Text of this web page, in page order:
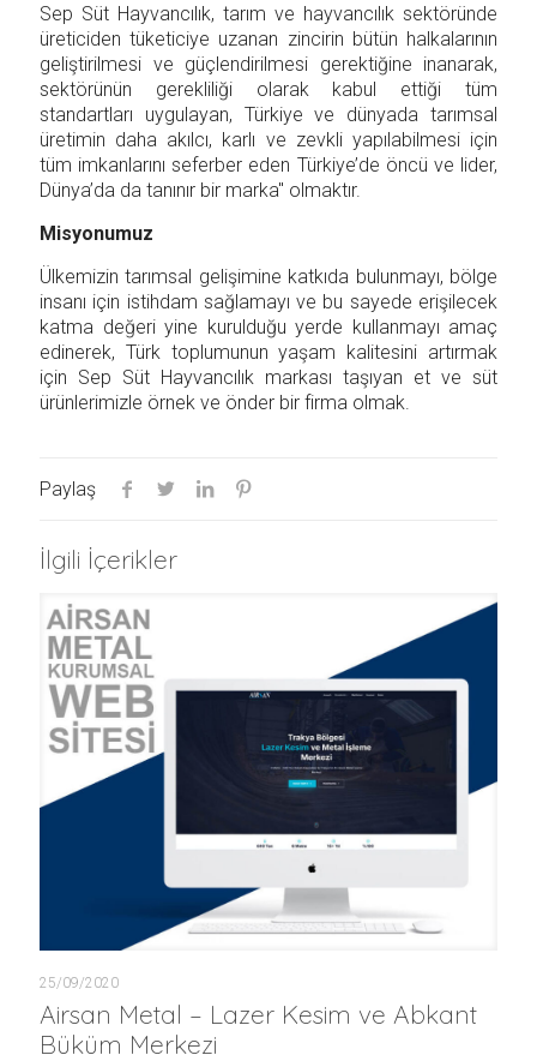
Sep Süt Hayvancılık, tarım ve hayvancılık sektöründe
üreticiden tüketiciye uzanan zincirin bütün halkalarının
geliştirilmesi ve güçlendirilmesi gerektiğine inanarak,
sektörünün gerekliliği olarak kabul ettiği tüm
standartları uygulayan, Türkiye ve dünyada tarımsal
üretimin daha akılcı, karlı ve zevkli yapılabilmesi için
tüm imkanlarını seferber eden Türkiye’de öncü ve lider,
Dünya’da da tanınır bir marka" olmaktır.
Misyonumuz
Ülkemizin tarımsal gelişimine katkıda bulunmayı, bölge
insanı için istihdam sağlamayı ve bu sayede erişilecek
katma değeri yine kurulduğu yerde kullanmayı amaç
edinerek, Türk toplumunun yaşam kalitesini artırmak
için Sep Süt Hayvancılık markası taşıyan et ve süt
ürünlerimizle örnek ve önder bir firma olmak.
Paylaş
İlgili İçerikler
25/09/2020
Airsan Metal – Lazer Kesim ve Abkant
Büküm Merkezi